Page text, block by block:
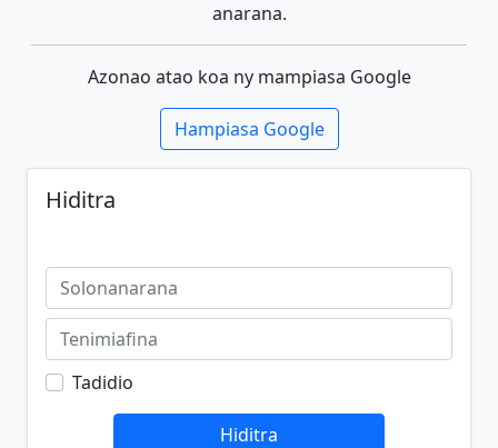
anarana.
Azonao atao koa ny mampiasa Google
Hampiasa Google
Hiditra
Tadidio
Hiditra